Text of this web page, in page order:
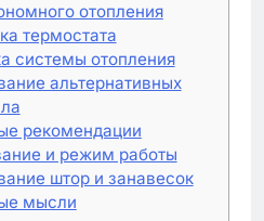
отопления
термостата
системы отопления
альтернативных
рекомендации
и режим работы
штор и занавесок
мысли